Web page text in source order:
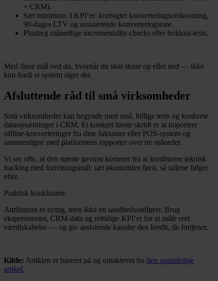
+ CRM).
Sæt minimum 3 KPI’er: kortsigtet konverteringsomkostning,
90-dages LTV og assisterende konverteringsrate.
Planlæg månedlige incrementality-checks eller holdout-tests.
Med disse mål ved du, hvornår du skal skrue op eller ned — ikke
kun fordi et system siger det.
Afsluttende råd til små virksomheder
Små virksomheder kan begynde med små, billige tests og konkrete
dataopsætninger i CRM. Et konkret første skridt er at importere
offline-konverteringer fra dine fakturaer eller POS-system og
sammenligne med platformens rapporter over tre måneder.
Vi ser ofte, at den største gevinst kommer fra at kombinere teknisk
tracking med forretningsmål: sæt økonomien først, så tallene følger
efter.
Praktisk konklusion:
Attribution er nyttig, men ikke en sandhedsordfører. Brug
eksperimenter, CRM-data og rettidige KPI’er for at måle reel
værdiskabelse — og giv assistende kanaler den kredit, de fortjener.
Kilde: Artiklen er baseret på og omskrevet fra den oprindelige
artikel.